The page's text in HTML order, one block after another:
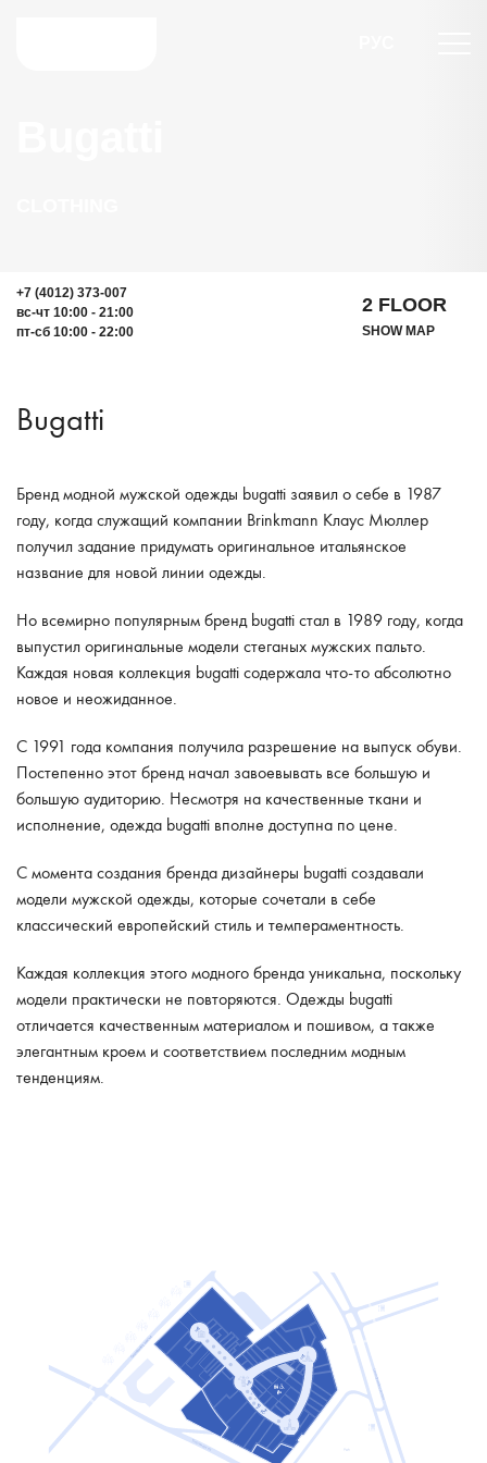
+7 (4012) 373-007
вс-чт 10:00 - 21:00
пт-сб 10:00 - 22:00
2 FLOOR
SHOW MAP
Bugatti
Бренд модной мужской одежды bugatti заявил о себе в 1987
году, когда служащий компании Brinkmann Клаус Мюллер
получил задание придумать оригинальное итальянское
название для новой линии одежды.
Но всемирно популярным бренд bugatti стал в 1989 году, когда
выпустил оригинальные модели стеганых мужских пальто.
Каждая новая коллекция bugatti содержала что-то абсолютно
новое и неожиданное.
С 1991 года компания получила разрешение на выпуск обуви.
Постепенно этот бренд начал завоевывать все большую и
большую аудиторию. Несмотря на качественные ткани и
исполнение, одежда bugatti вполне доступна по цене.
С момента создания бренда дизайнеры bugatti создавали
модели мужской одежды, которые сочетали в себе
классический европейский стиль и темпераментность.
Каждая коллекция этого модного бренда уникальна, поскольку
модели практически не повторяются. Одежды bugatti
отличается качественным материалом и пошивом, а также
элегантным кроем и соответствием последним модным
тенденциям.